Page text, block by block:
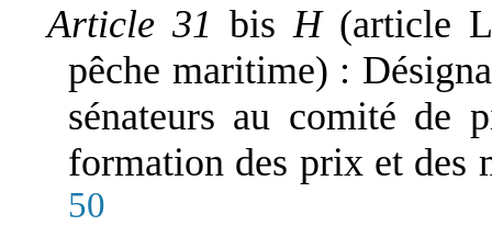
Article 31bis H (article
pêche maritime) :
sénateurs au comité de
formation des prix et des
50